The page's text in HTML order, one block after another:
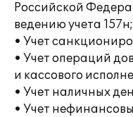
Российской
ведению учета 157н;
• Учет
• Учет операций
и кассового
• Учет наличных
• Учет